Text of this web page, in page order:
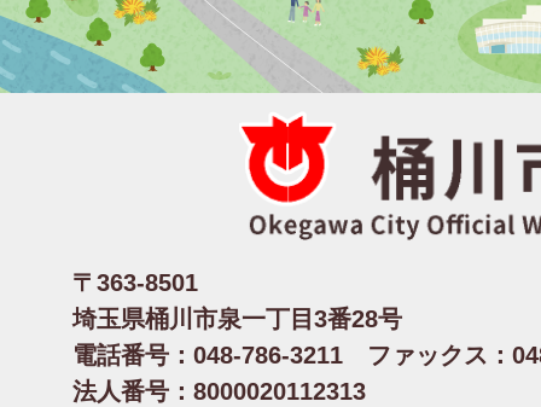
〒363-8501
埼玉県桶川市泉一丁目3番28号
電話番号：048-786-3211 ファックス：
法人番号：8000020112313